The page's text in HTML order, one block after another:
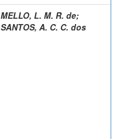
MELLO, L. M. R. de;
SANTOS, A. C. C. dos